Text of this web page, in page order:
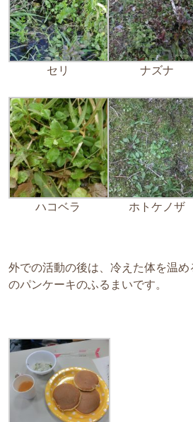
セリ ナズナ
ハコベラ ホトケノザ
外での活動の後は、冷えた体を温め
のパンケーキのふるまいです。